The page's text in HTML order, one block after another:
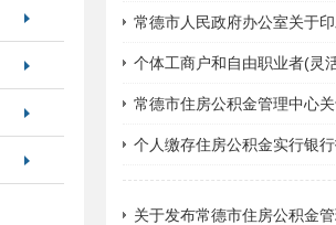
常德市人民政府办公室关于
个体工商户和自由职业者(灵
常德市住房公积金管理中心
个人缴存住房公积金实行银
关于发布常德市住房公积金